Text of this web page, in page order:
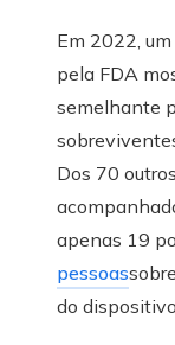
Em 2022,
pela FDA
semelhante
Dos 70
apenas 19
pessoas
do